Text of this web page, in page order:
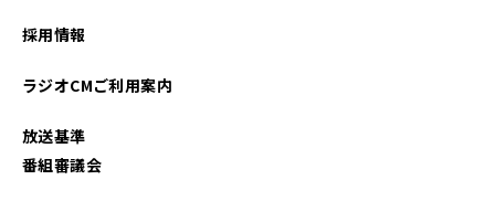
採用情報
ラジオCMご利用案内
放送基準
番組審議会